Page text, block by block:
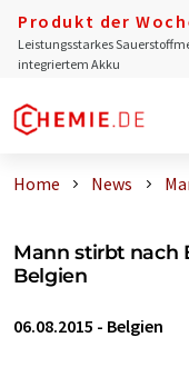
Produkt der
Leistungsstarkes
integriertem Akku
Home News
Mann stirbt nach
Belgien
06.08.2015 - Belgien